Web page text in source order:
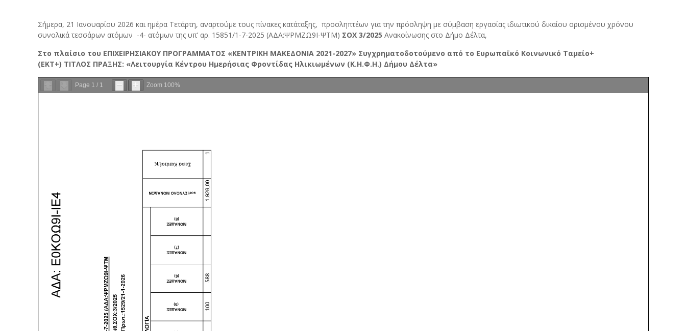
Σήμερα, 21 Ιανουαρίου 2026 και ημέρα Τετάρτη, αναρτούμε τους πίνακες κατάταξης, προσληπτέων για την πρόσληψη με σύμβαση εργασίας ιδιωτικού δικαίου ορισμένου χρόνου
συνολικά τεσσάρων ατόμων -4- ατόμων της υπ’ αρ. 15851/1-7-2025 (ΑΔΑ:ΨΡΜΖΩ9Ι-ΨΤΜ) ΣΟΧ 3/2025 Ανακοίνωσης στο Δήμο Δέλτα,
Στο πλαίσιο του ΕΠΙΧΕΙΡΗΣΙΑΚΟΥ ΠΡΟΓΡΑΜΜΑΤΟΣ «ΚΕΝΤΡΙΚΗ ΜΑΚΕΔΟΝΙΑ 2021-2027» Συγχρηματοδοτούμενο από το Ευρωπαϊκό Κοινωνικό Ταμείο+
(ΕΚΤ+) ΤΙΤΛΟΣ ΠΡΑΞΗΣ: «Λειτουργία Κέντρου Ημερήσιας Φροντίδας Ηλικιωμένων (Κ.Η.Φ.Η.) Δήμου Δέλτα»
Page 1 / 1 Zoom 100%